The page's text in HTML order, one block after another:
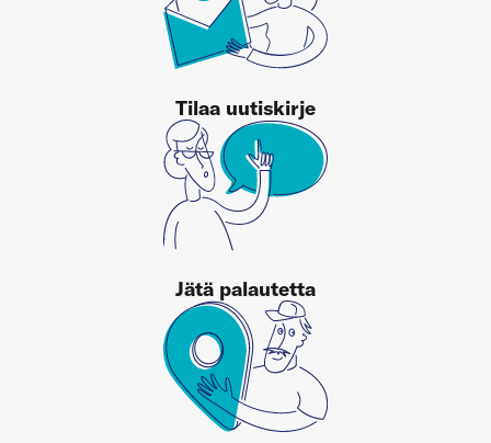
Tilaa uutiskirje
Jätä palautetta